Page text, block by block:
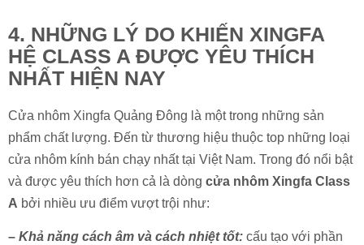
4. NHỮNG LÝ DO KHIẾN XINGFA
HỆ CLASS A ĐƯỢC YÊU THÍCH
NHẤT HIỆN NAY
Cửa nhôm Xingfa Quảng Đông là một trong những sản
phẩm chất lượng. Đến từ thương hiệu thuộc top những loại
cửa nhôm kính bán chạy nhất tại Việt Nam. Trong đó nổi bật
và được yêu thích hơn cả là dòng cửa nhôm Xingfa Class
A bởi nhiều ưu điểm vượt trội như:
– Khả năng cách âm và cách nhiệt tốt: cấu tạo với phần
CỬA SỔ VÀ CỬA ĐI MỞ QUAY HỆ 65 - NHÔM XINGFA HỆ
CLASS A